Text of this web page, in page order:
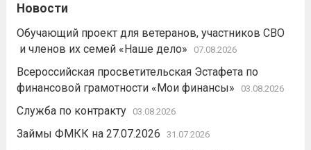
Новости
Обучающий проект для ветеранов, участников СВО
и членов их семей «Наше дело»
07.08.2026
Всероссийская просветительская Эстафета по
финансовой грамотности «Мои финансы»
03.08.2026
Служба по контракту 03.08.2026
Займы ФМКК на 27.07.2026 31.07.2026